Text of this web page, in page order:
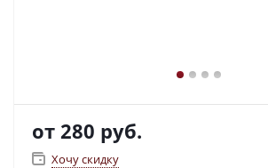
от 280 руб.
Хочу скидку